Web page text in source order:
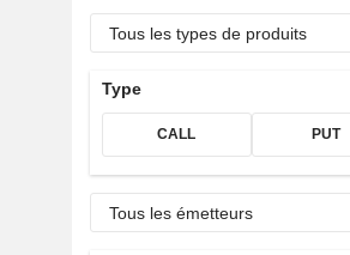
Tous les types de produits
Type
CALL PUT
Tous les émetteurs